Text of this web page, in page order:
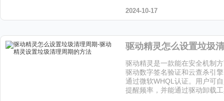
功能的方法，帮助商家提高店
续阅读下文，了解具体步骤和
2024-10-17
驱动精灵是一款能在安全机制
驱动数字签名验证和云查杀引
通过微软WHQL认证。用户可
提醒频率，并能通过驱动卸载